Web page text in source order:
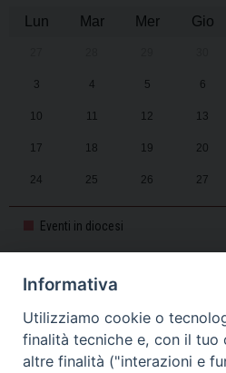
Lun
Mar Mer Gio
3 4 5 6
10 11 12 13
17 18 19 20
24 25 26 27
Eventi in diocesi
CALENDARIO
Informativa
Utilizziamo cookie o
finalità tecniche e, con il tuo
altre finalità ("interazioni e